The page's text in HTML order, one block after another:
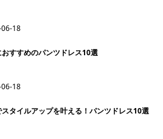
18
すすめのパンツドレス10選
18
タイルアップを叶える！パンツドレス10選